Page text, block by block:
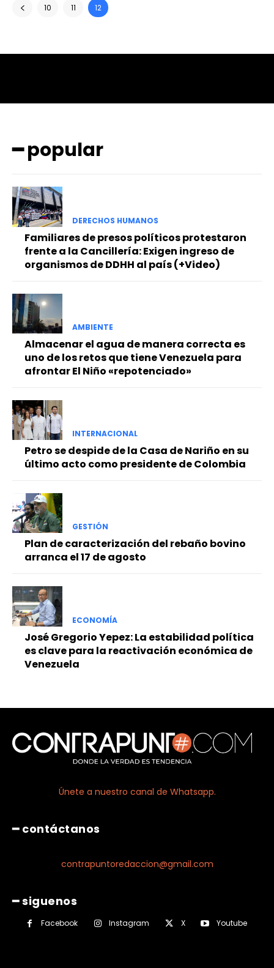
10 11 12
━ popular
DERECHOS HUMANOS
Familiares de presos políticos protestaron
frente a la Cancillería: Exigen ingreso de
organismos de DDHH al país (+Video)
AMBIENTE
Almacenar el agua de manera correcta es
uno de los retos que tiene Venezuela para
afrontar El Niño «repotenciado»
INTERNACIONAL
Petro se despide de la Casa de Nariño en su
último acto como presidente de Colombia
GESTIÓN
Plan de caracterización del rebaño bovino
arranca el 17 de agosto
ECONOMÍA
José Gregorio Yepez: La estabilidad política
es clave para la reactivación económica de
Venezuela
Únete a nuestro canal de Whatsapp.
━ contáctanos
contrapuntoredaccion@gmail.com
━ siguenos
Facebook Instagram X Youtube